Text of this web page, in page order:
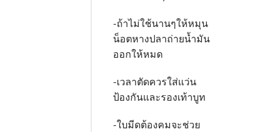
-ถ้าไม่ใช้นานๆให้หมุน
น็อตหางปลาถ่ายน้ำมัน
ออกให้หมด
-เวลาตัดควรใส่แว่น
ป้องกันและรองเท้าบูท
-ใบมีดต้องคมจะช่วย